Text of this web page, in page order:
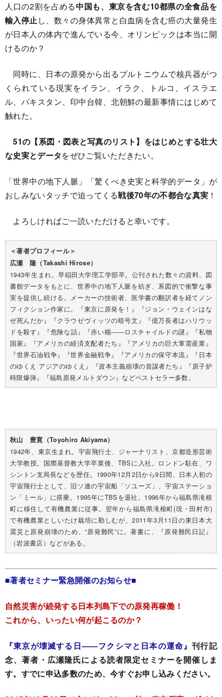
人口の2割を占める中国も、東京を含む10都県の全食品を
輸入停止し、数々の身体異常と白血病を含む癌の大量発生
が日本人の体内で進んでいる今、オリンピックは本当に開
けるのか？
同時に、日本の原発から出るプルトニウムで核兵器がつ
くられている現実をイラン、イラク、トルコ、イスラエ
ル、パキスタン、印中台韓、北朝鮮の最新事情にはじめて
触れた。
51の【系図・図表と写真のリスト】をはじめとする壮大
な史実とデータをぜひご覧いただきたい。
「世界中の地下人脈」「驚くべき史実と科学的データ」が
おしみないタッチで迫ってくる戦後70年の不都合な真実 ！
よろしければご一読いただけると幸いです。
＜著者プロフィール＞
広瀬 隆（Takashi Hirose）
1943年生まれ。早稲田大学理工学部卒。公刊された数々の資料、図
書館データをもとに、世界中の地下人脈を紡ぎ、系図的で衝撃な事
実を提供し続ける。メーカーの技術者、医学書の翻訳者を経てノン
フィクション作家に。『東京に原発を！』『ジョン・ウェインはな
ぜ死んだか』『クラウゼヴィッツの暗号文』『億万長者はハリウッ
ドを殺す』『危険な話』『赤い楯――ロスチャイルドの謎』『私物
国家』『アメリカの経済支配者たち』『アメリカの巨大軍需産業』
『世界石油戦争』『世界金融戦争』『アメリカの保守本流』『日本
のゆくえ アジアのゆくえ』『資本主義崩壊の首謀者たち』『原子炉
時限爆弾』『福島原発メルトダウン』などベストセラー多数。
秋山 豊寛（Toyohiro Akiyama）
1942年、東京生まれ。宇宙飛行士、ジャーナリスト、京都造形芸術
大学教授。国際基督教大学卒業後、TBSに入社。ロンドン駐在、ワ
シントン支局長などを歴任。1990年12月2日から9日間、日本人初の
宇宙飛行士として、旧ソ連の宇宙船「ソユーズ」、宇宙ステーショ
ン「ミール」に搭乗。1995年にTBSを退社。1996年から福島県滝根
町に移住して有機農業に従事。翌年から福島県滝根町(現・田村市)
で有機農業としいたけ栽培に勤しむが、2011年3月11日の東日本大
震災と原発崩壊のため、“原発難民”に。著書に、『原発難民日記』
（岩波書店）などがある。
■著者セミナー緊急開催のお知らせ■
自然災害が続発する日本列島下での原発再稼働！
これから、いったい何が起こるのか？
『東京が壊滅する日――フクシマと日本の運命』刊行記
念、著者・広瀬隆氏による読者限定セミナーを開催しま
す。すでに申込多数のため、今すぐお申し込みください。